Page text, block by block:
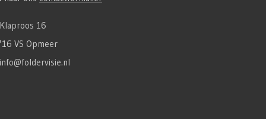
16
VS Opmeer
info@foldervisie.nl